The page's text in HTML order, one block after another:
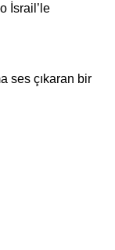
İsrail’le
ses çıkaran bir